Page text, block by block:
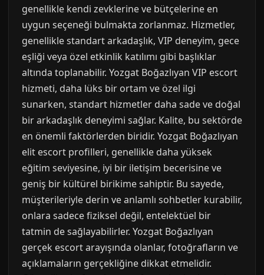
genellikle kendi zevklerine ve bütçelerine en
uygun seçeneği bulmakta zorlanmaz. Hizmetler,
genellikle standart arkadaşlık, VIP deneyim, gece
eşliği veya özel etkinlik katılımı gibi başlıklar
altında toplanabilir. Yozgat Boğazlıyan VIP escort
hizmeti, daha lüks bir ortam ve özel ilgi
sunarken, standart hizmetler daha sade ve doğal
bir arkadaşlık deneyimi sağlar. Kalite, bu sektörde
en önemli faktörlerden biridir. Yozgat Boğazlıyan
elit escort profilleri, genellikle daha yüksek
eğitim seviyesine, iyi bir iletişim becerisine ve
geniş bir kültürel birikime sahiptir. Bu sayede,
müşterileriyle derin ve anlamlı sohbetler kurabilir,
onlara sadece fiziksel değil, entelektüel bir
tatmin de sağlayabilirler. Yozgat Boğazlıyan
gerçek escort arayışında olanlar, fotoğrafların ve
açıklamaların gerçekliğine dikkat etmelidir.